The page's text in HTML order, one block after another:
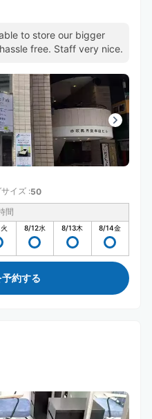
to store our bigger
free. Staff very nice.
イズ :50
間
火 8/12水 8/13木 8/14金
約する